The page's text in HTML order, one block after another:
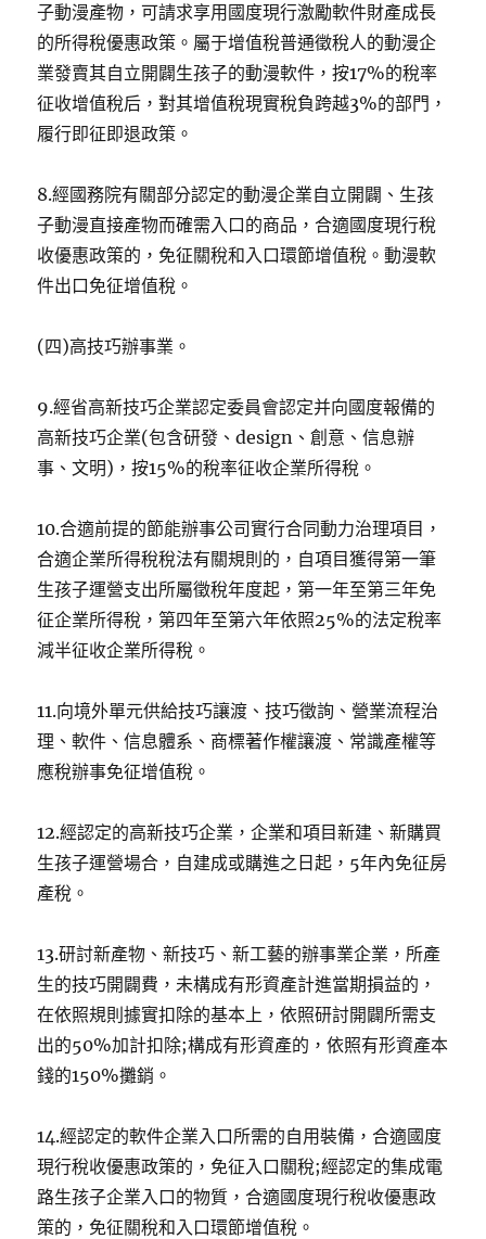
子動漫產物，可請求享用國度現行激勵軟件財產成長
的所得稅優惠政策。屬于增值稅普通徵稅人的動漫企
業發賣其自立開闢生孩子的動漫軟件，按17%的稅率
征收增值稅后，對其增值稅現實稅負跨越3%的部門，
履行即征即退政策。
8.經國務院有關部分認定的動漫企業自立開闢、生孩
子動漫直接產物而確需入口的商品，合適國度現行稅
收優惠政策的，免征關稅和入口環節增值稅。動漫軟
件出口免征增值稅。
(四)高技巧辦事業。
9.經省高新技巧企業認定委員會認定并向國度報備的
高新技巧企業(包含研發、design、創意、信息辦
事、文明)，按15%的稅率征收企業所得稅。
10.合適前提的節能辦事公司實行合同動力治理項目，
合適企業所得稅稅法有關規則的，自項目獲得第一筆
生孩子運營支出所屬徵稅年度起，第一年至第三年免
征企業所得稅，第四年至第六年依照25%的法定稅率
減半征收企業所得稅。
11.向境外單元供給技巧讓渡、技巧徵詢、營業流程治
理、軟件、信息體系、商標著作權讓渡、常識產權等
應稅辦事免征增值稅。
12.經認定的高新技巧企業，企業和項目新建、新購買
生孩子運營場合，自建成或購進之日起，5年內免征房
產稅。
13.研討新產物、新技巧、新工藝的辦事業企業，所產
生的技巧開闢費，未構成有形資產計進當期損益的，
在依照規則據實扣除的基本上，依照研討開闢所需支
出的50%加計扣除;構成有形資產的，依照有形資產本
錢的150%攤銷。
14.經認定的軟件企業入口所需的自用裝備，合適國度
現行稅收優惠政策的，免征入口關稅;經認定的集成電
路生孩子企業入口的物質，合適國度現行稅收優惠政
策的，免征關稅和入口環節增值稅。